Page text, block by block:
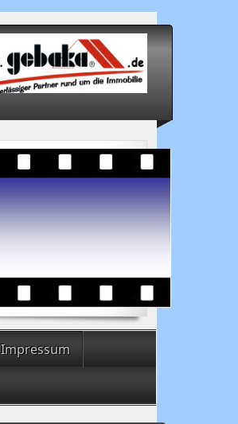
Impressum